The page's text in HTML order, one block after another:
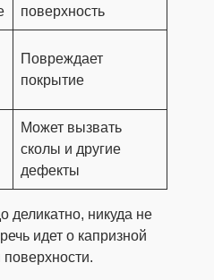
поверхность
Повреждает
покрытие
Может вызвать
сколы и другие
дефекты
деликатно, никуда не
идет о капризной